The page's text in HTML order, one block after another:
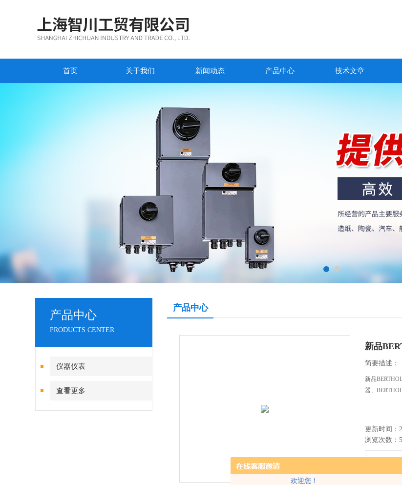
欢迎您！
首页 关于我们 新闻动态 产品中心 技术文章
产品中心
PRODUCTS CENTER
仪器仪表
查看更多
产品中心
新品
简要描述：
新品
器、
更新时间：
浏览次数：